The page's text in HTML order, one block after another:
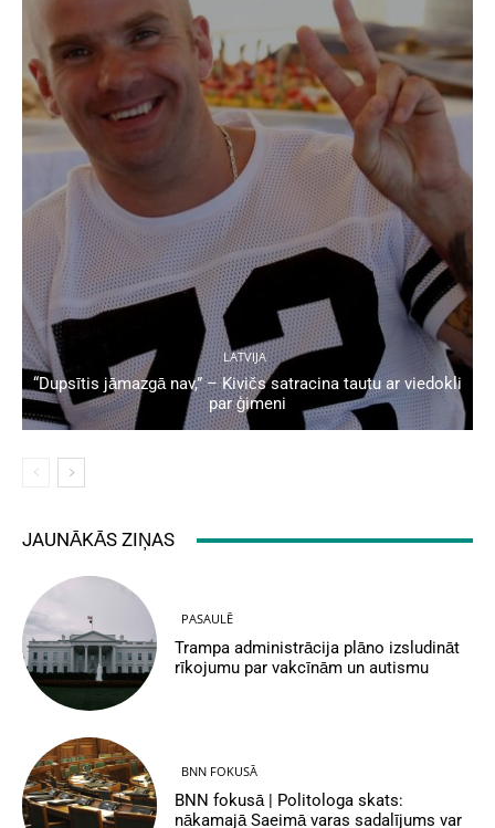
LATVIJA
“Dupsītis jāmazgā nav,” – Kivičs satracina tautu ar viedokli
par ģimeni
JAUNĀKĀS ZIŅAS
PASAULĒ
Trampa administrācija plāno izsludināt
rīkojumu par vakcīnām un autismu
BNN FOKUSĀ
BNN fokusā | Politologa skats:
nākamajā Saeimā varas sadalījums var